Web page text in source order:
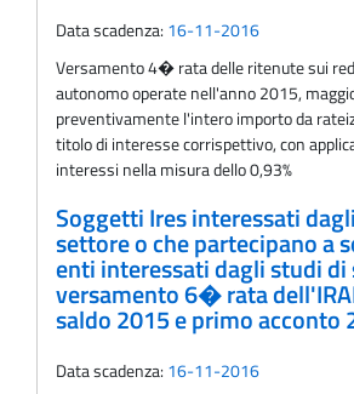
Data scadenza: 16-11-2016
Versamento 4� rata delle ritenute sui
autonomo operate nell'anno 2015,
preventivamente l'intero importo da
titolo di interesse corrispettivo, con
interessi nella misura dello 0,93%
Soggetti Ires interessati
settore o che partecipano a
enti interessati dagli studi di
versamento 6� rata
saldo 2015 e primo acconto
Data scadenza: 16-11-2016